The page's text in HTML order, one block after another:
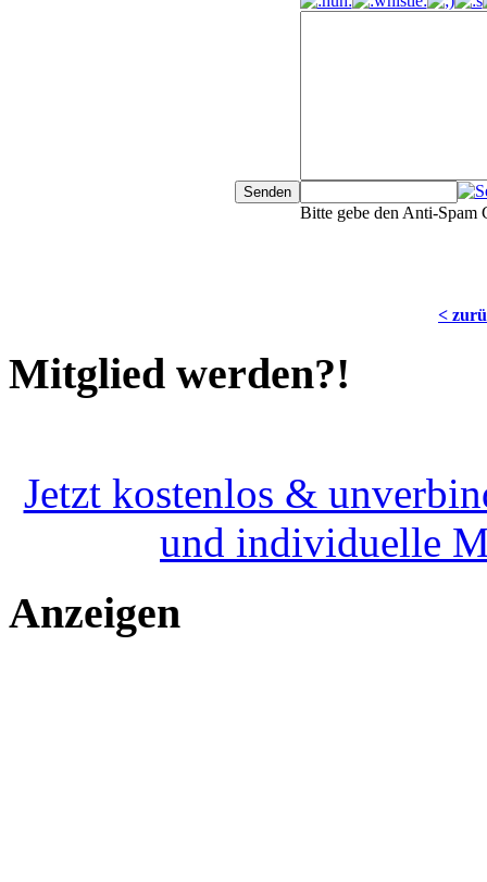
Bitte gebe den Anti-Spam
<
Mitglied werden?!
Jetzt kostenlos &
und individuelle
Anzeigen